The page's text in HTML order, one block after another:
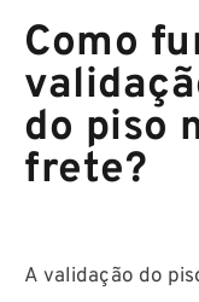
Como
do piso
frete?
A validação do